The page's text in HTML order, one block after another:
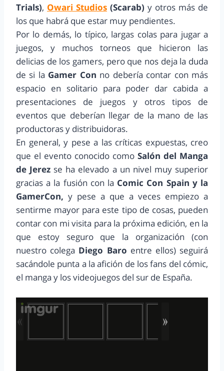
Trials), Owari Studios (Scarab) y otros más de
los que habrá que estar muy pendientes.
Por lo demás, lo típico, largas colas para jugar a
juegos, y muchos torneos que hicieron las
delicias de los gamers, pero que nos deja la duda
de si la Gamer Con no debería contar con más
espacio en solitario para poder dar cabida a
presentaciones de juegos y otros tipos de
eventos que deberían llegar de la mano de las
productoras y distribuidoras.
En general, y pese a las críticas expuestas, creo
que el evento conocido como Salón del Manga
de Jerez se ha elevado a un nivel muy superior
gracias a la fusión con la Comic Con Spain y la
GamerCon, y pese a que a veces empiezo a
sentirme mayor para este tipo de cosas, pueden
contar con mi visita para la próxima edición, en la
que estoy seguro que la organización (con
nuestro colega Diego Baro entre ellos) seguirá
sacándole punta a la afición de los fans del cómic,
el manga y los videojuegos del sur de España.